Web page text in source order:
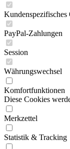
Kundenspezifisches
PayPal-Zahlungen
Session
Währungswechsel
Komfortfunktionen
Diese Cookies
Merkzettel
Statistik & Tracking